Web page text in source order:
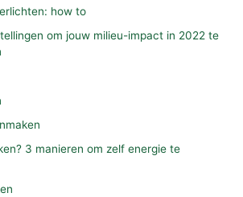
how to
om jouw milieu-impact in 2022 te
3 manieren om zelf energie te